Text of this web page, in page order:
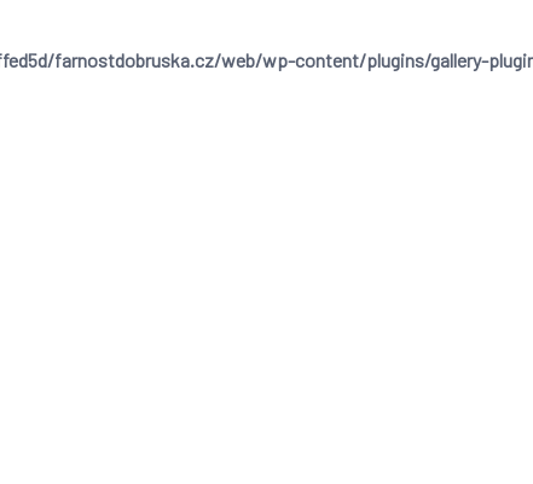
farnostdobruska.cz/web/wp-content/plugins/gallery-